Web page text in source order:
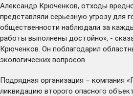
Александр Крюченков, отходы
представляли серьезную угрозу для
общественности наблюдали за
работы выполнены достойно», -
Крюченков. Он поблагодарил
экологических вопросов.
Подрядная организация – компания
ликвидацию второго опасного